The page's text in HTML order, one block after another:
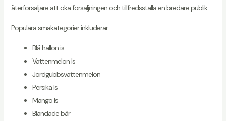
återförsäljare att öka försäljningen och tillfredsställa en bredare publik.
Populära smakategorier inkluderar:
Blå hallon is
Vattenmelon Is
Jordgubbsvattenmelon
Persika Is
Mango Is
Blandade bär